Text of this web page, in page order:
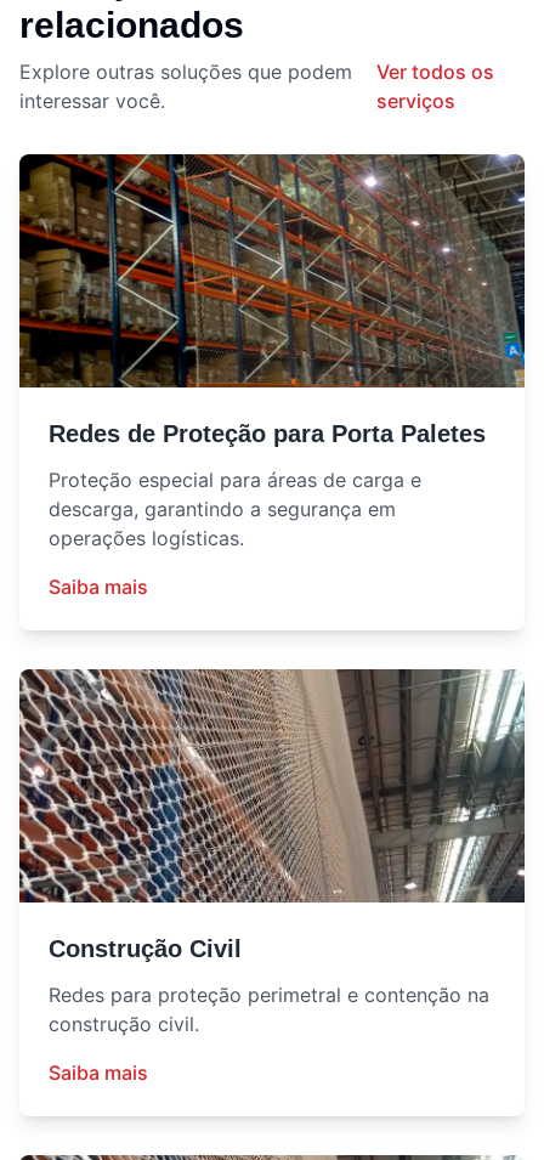
relacionados
Explore outras soluções que podem
interessar você.
Ver todos os
serviços
Redes de Proteção para Porta Paletes
Proteção especial para áreas de carga e
descarga, garantindo a segurança em
operações logísticas.
Saiba mais
Construção Civil
Redes para proteção perimetral e contenção na
construção civil.
Saiba mais